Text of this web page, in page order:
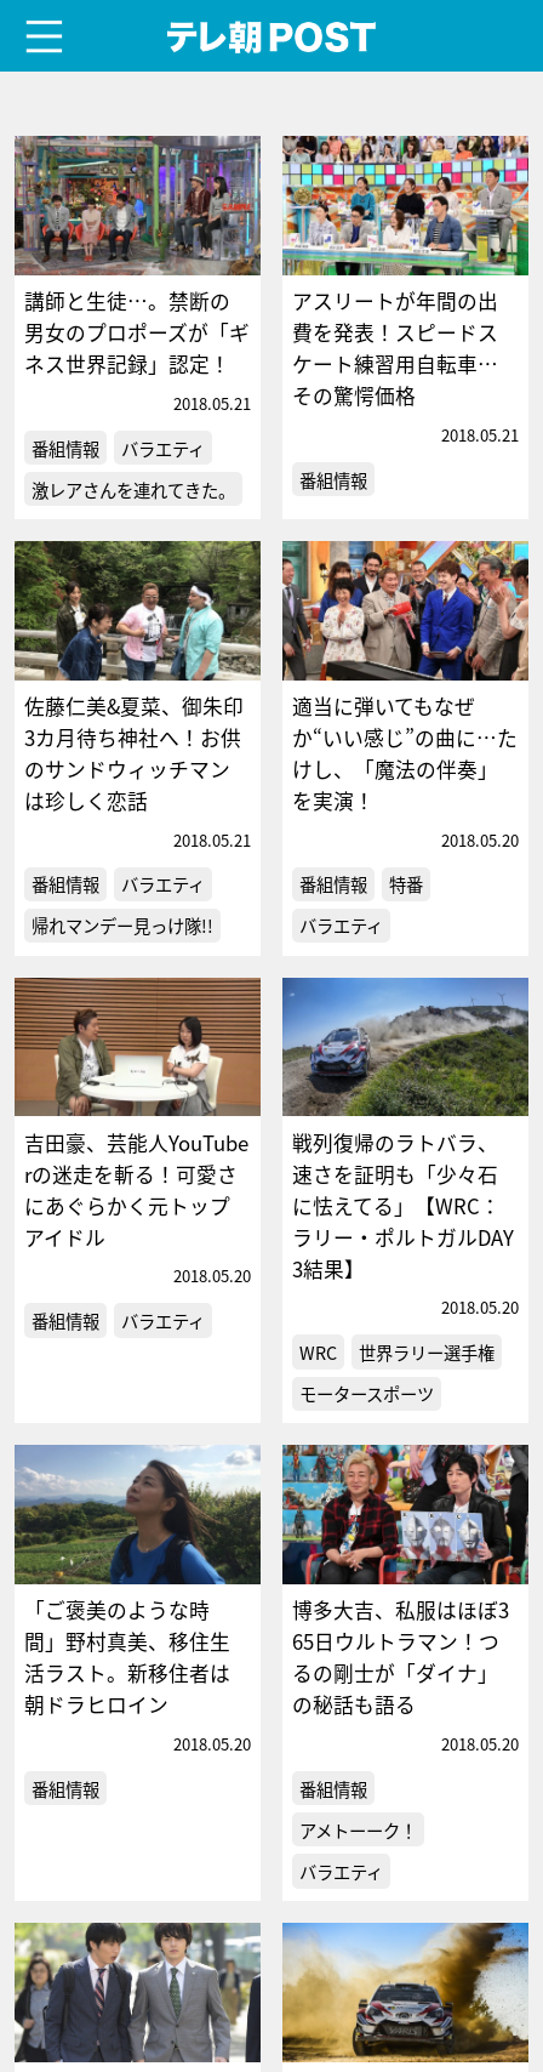
講師と生徒…。禁断の
男女のプロポーズが「ギ
ネス世界記録」認定！
2018.05.21
番組情報
バラエティ
激レアさんを連れてきた。
アスリートが年間の出
費を発表！スピードス
ケート練習用自転車…
その驚愕価格
2018.05.21
番組情報
佐藤仁美&夏菜、御朱印
3カ月待ち神社へ！お供
のサンドウィッチマン
は珍しく恋話
2018.05.21
番組情報
バラエティ
帰れマンデー見っけ隊!!
適当に弾いてもなぜ
か“いい感じ”の曲に…た
けし、「魔法の伴奏」
を実演！
2018.05.20
番組情報
特番
バラエティ
吉田豪、芸能人YouTube
rの迷走を斬る！可愛さ
にあぐらかく元トップ
アイドル
2018.05.20
番組情報 バラエティ
戦列復帰のラトバラ、
速さを証明も「少々石
に怯えてる」【WRC：
ラリー・ポルトガルDAY
3結果】
2018.05.20
WRC
世界ラリー選手権
モータースポーツ
「ご褒美のような時
間」野村真美、移住生
活ラスト。新移住者は
朝ドラヒロイン
2018.05.20
番組情報
博多大吉、私服はほぼ3
65日ウルトラマン！つ
るの剛士が「ダイナ」
の秘話も語る
2018.05.20
番組情報
アメトーーク！
バラエティ